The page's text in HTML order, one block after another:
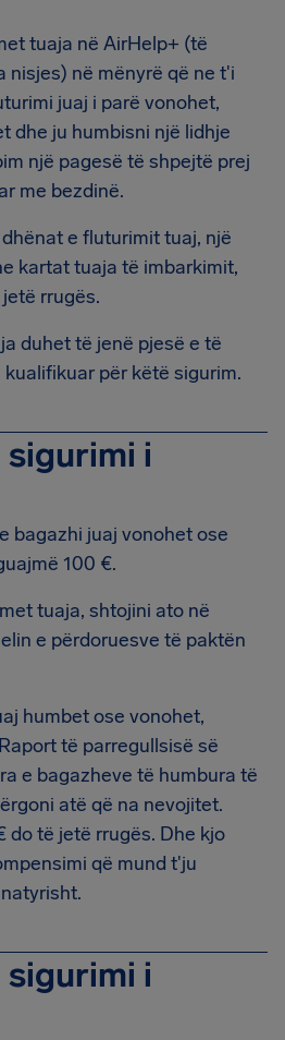
tuaja në AirHelp+ (të
nisjes) në mënyrë që ne t'i
juaj i parë vonohet,
dhe ju humbisni një lidhje
një pagesë të shpejtë prej
me bezdinë.
e fluturimit tuaj, një
kartat tuaja të imbarkimit,
rrugës.
duhet të jenë pjesë e të
për këtë sigurim.
i
bagazhi juaj vonohet ose
100 €.
tuaja, shtojini ato në
e përdoruesve të paktën
humbet ose vonohet,
të parregullsisë së
e bagazheve të humbura të
atë që na nevojitet.
do të jetë rrugës. Dhe kjo
që mund t'ju
i